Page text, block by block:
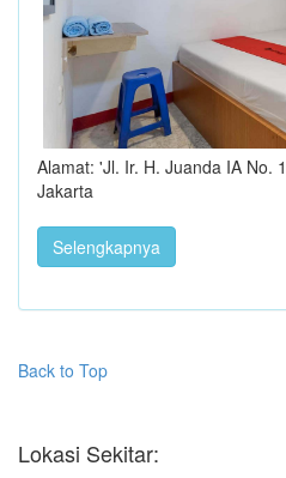
Alamat: 'Jl. Ir. H. Juanda IA No.
Jakarta
Selengkapnya
Back to Top
Lokasi Sekitar: